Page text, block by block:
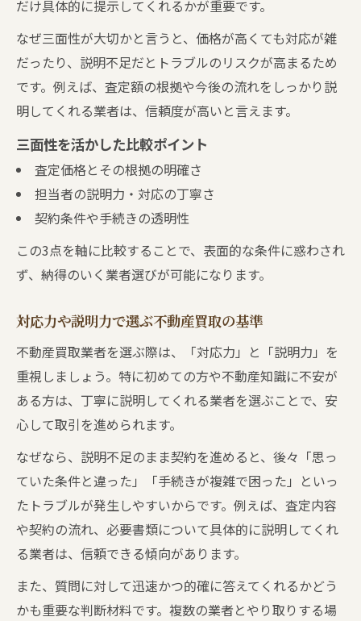
だけ具体的に提示してくれるかが重要です。
なぜ三面性が大切かと言うと、価格が高くても対応が雑
だったり、説明不足だとトラブルのリスクが高まるため
です。例えば、査定額の根拠や今後の流れをしっかり説
明してくれる業者は、信頼度が高いと言えます。
三面性を活かした比較ポイント
査定価格とその根拠の明確さ
担当者の説明力・対応の丁寧さ
契約条件や手続きの透明性
この3点を軸に比較することで、表面的な条件に惑わされ
ず、納得のいく業者選びが可能になります。
対応力や説明力で選ぶ不動産買取の基準
不動産買取業者を選ぶ際は、「対応力」と「説明力」を
重視しましょう。特に初めての方や不動産知識に不安が
ある方は、丁寧に説明してくれる業者を選ぶことで、安
心して取引を進められます。
なぜなら、説明不足のまま契約を進めると、後々「思っ
ていた条件と違った」「手続きが複雑で困った」といっ
たトラブルが発生しやすいからです。例えば、査定内容
や契約の流れ、必要書類について具体的に説明してくれ
る業者は、信頼できる傾向があります。
また、質問に対して迅速かつ的確に答えてくれるかどう
かも重要な判断材料です。複数の業者とやり取りする場